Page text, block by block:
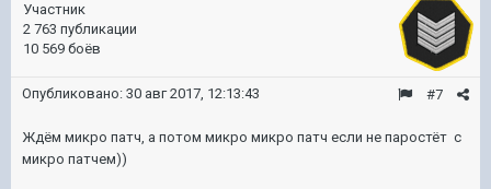
Участник
2 763 публикации
10 569 боёв
#7
Опубликовано: 30 авг 2017, 12:13:43
Ждём микро патч, а потом микро микро патч если не паростёт с
микро патчем))